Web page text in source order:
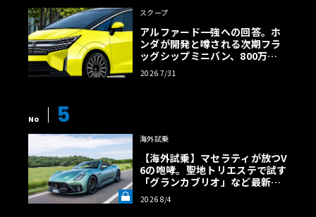
スクープ
アルファード一強への回答。ホ
ンダが開発と噂される次期フラ
ッグシップミニバン、800万円
超の勝算【予想CG】
2026 7/31
No 5
海外試乗
【海外試乗】マセラティが放つV
6の咆哮。聖地トリエステで試す
「グランカブリオ」など最新ト
ロフェオ3台の官能評価《LE VO
LANT LAB》
2026 8/4